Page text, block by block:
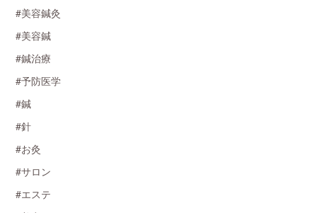
#美容鍼灸
#美容鍼
#鍼治療
#予防医学
#鍼
#針
#お灸
#サロン
#エステ